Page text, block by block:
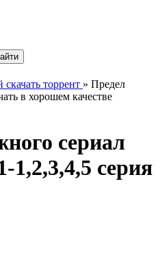
торрент » Предел
в хорошем качестве
сериал
1,2,3,4,5 серия